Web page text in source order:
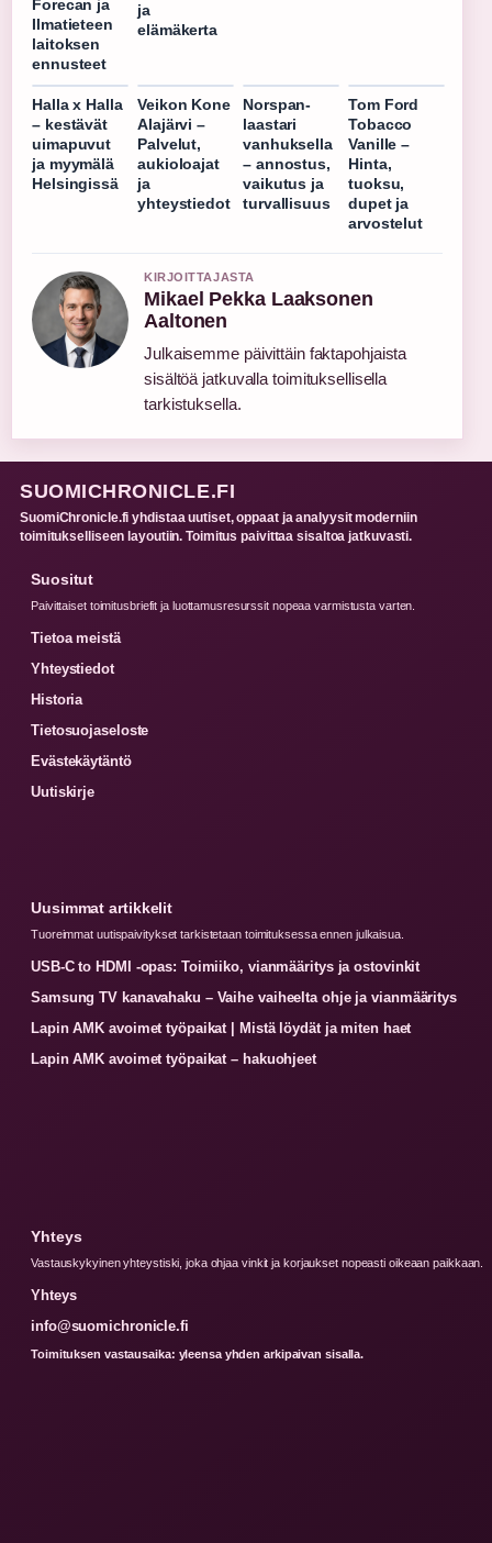
Forecan ja
Ilmatieteen
laitoksen
ennusteet
ja
elämäkerta
Halla x Halla
– kestävät
uimapuvut
ja myymälä
Helsingissä
Veikon Kone
Alajärvi –
Palvelut,
aukioloajat
ja
yhteystiedot
Norspan-
laastari
vanhuksella
– annostus,
vaikutus ja
turvallisuus
Tom Ford
Tobacco
Vanille –
Hinta,
tuoksu,
dupet ja
arvostelut
KIRJOITTAJASTA
Mikael Pekka Laaksonen
Aaltonen
Julkaisemme päivittäin faktapohjaista
sisältöä jatkuvalla toimituksellisella
tarkistuksella.
SUOMICHRONICLE.FI
SuomiChronicle.fi yhdistaa uutiset, oppaat ja analyysit moderniin
toimitukselliseen layoutiin. Toimitus paivittaa sisaltoa jatkuvasti.
Suositut
Paivittaiset toimitusbriefit ja luottamusresurssit nopeaa varmistusta varten.
Tietoa meistä
Yhteystiedot
Historia
Tietosuojaseloste
Evästekäytäntö
Uutiskirje
Uusimmat artikkelit
Tuoreimmat uutispaivitykset tarkistetaan toimituksessa ennen julkaisua.
USB-C to HDMI -opas: Toimiiko, vianmääritys ja ostovinkit
Samsung TV kanavahaku – Vaihe vaiheelta ohje ja vianmääritys
Lapin AMK avoimet työpaikat | Mistä löydät ja miten haet
Lapin AMK avoimet työpaikat – hakuohjeet
Yhteys
Vastauskykyinen yhteystiski, joka ohjaa vinkit ja korjaukset nopeasti oikeaan paikkaan.
Yhteys
info@suomichronicle.fi
Toimituksen vastausaika: yleensa yhden arkipaivan sisalla.